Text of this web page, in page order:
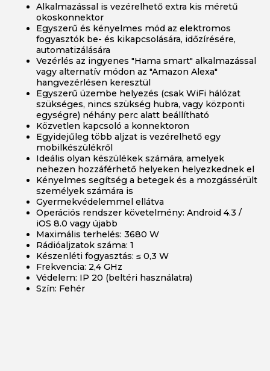
Alkalmazással is vezérelhető extra kis méretű
okoskonnektor
Egyszerű és kényelmes mód az elektromos
fogyasztók be- és kikapcsolására, időzírésére,
automatizálására
Vezérlés az ingyenes "Hama smart" alkalmazással
vagy alternatív módon az "Amazon Alexa"
hangvezérlésen keresztül
Egyszerű üzembe helyezés (csak WiFi hálózat
szükséges, nincs szükség hubra, vagy központi
egységre) néhány perc alatt beállítható
Közvetlen kapcsoló a konnektoron
Egyidejűleg több aljzat is vezérelhető egy
mobilkészülékről
Ideális olyan készülékek számára, amelyek
nehezen hozzáférhető helyeken helyezkednek el
Kényelmes segítség a betegek és a mozgássérült
személyek számára is
Gyermekvédelemmel ellátva
Operációs rendszer követelmény: Android 4.3 /
iOS 8.0 vagy újabb
Maximális terhelés: 3680 W
Rádióaljzatok száma: 1
Készenléti fogyasztás: ≤ 0,3 W
Frekvencia: 2,4 GHz
Védelem: IP 20 (beltéri használatra)
Szín: Fehér